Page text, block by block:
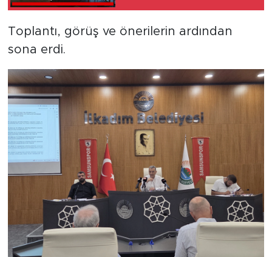
dönüştürüldü
Toplantı, görüş ve önerilerin ardından
sona erdi.